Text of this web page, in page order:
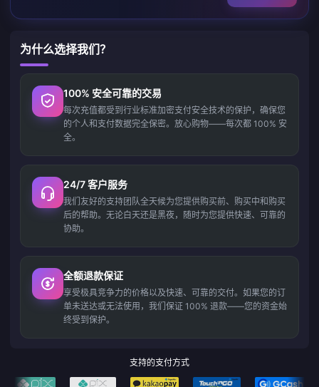
为什么选择我们？
100% 安全可靠的交易
每次充值都受到行业标准加密支付安全技术的保护，确保您
的个人和支付数据完全保密。放心购物——每次都 100% 安
全。
24/7 客户服务
我们友好的支持团队全天候为您提供购买前、购买中和购买
后的帮助。无论白天还是黑夜，随时为您提供快速、可靠的
协助。
全额退款保证
享受极具竞争力的价格以及快速、可靠的交付。如果您的订
单未送达或无法使用，我们保证 100% 退款——您的资金始
终受到保护。
支持的支付方式